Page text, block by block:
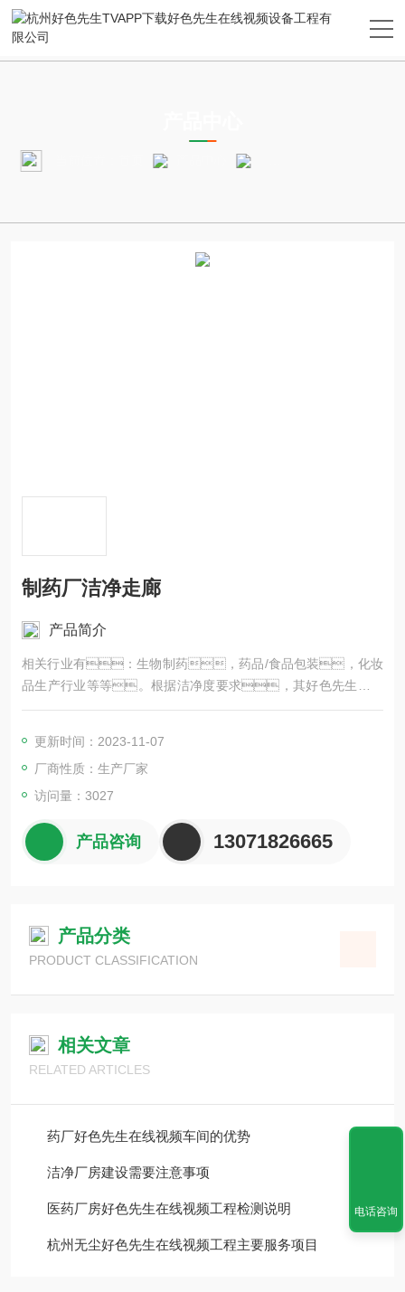
制药厂洁净走廊
产品简介
相关行业有：生物制药，药品/食品包装，化妆
品生产行业等等。根据洁净度要求，其好色先生在线
视频级别有百级，万级，十万级和三十万
多。
更新时间：2023-11-07
厂商性质：生产厂家
访问量：3027
产品咨询 13071826665
产品分类
PRODUCT CLASSIFICATION
相关文章
RELATED ARTICLES
药厂好色先生在线视频车间的优势
洁净厂房建设需要注意事项
医药厂房好色先生在线视频工程检测说明
杭州无尘好色先生在线视频工程主要服务项目
电话咨询